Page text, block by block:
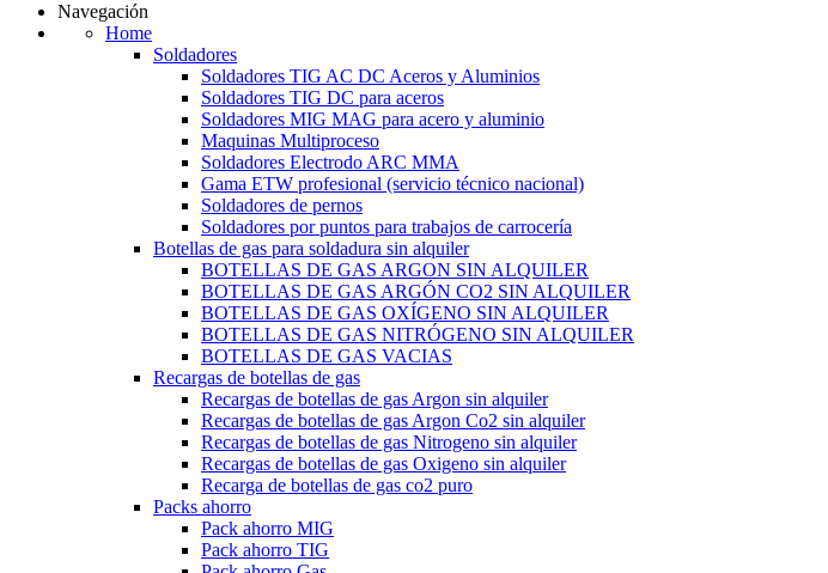
Navegación
Home
Soldadores
Soldadores TIG AC DC Aceros y Aluminios
Soldadores TIG DC para aceros
Soldadores MIG MAG para acero y aluminio
Maquinas Multiproceso
Soldadores Electrodo ARC MMA
Gama ETW profesional (servicio técnico nacional)
Soldadores de pernos
Soldadores por puntos para trabajos de carrocería
Botellas de gas para soldadura sin alquiler
BOTELLAS DE GAS ARGON SIN ALQUILER
BOTELLAS DE GAS ARGÓN CO2 SIN ALQUILER
BOTELLAS DE GAS OXÍGENO SIN ALQUILER
BOTELLAS DE GAS NITRÓGENO SIN ALQUILER
BOTELLAS DE GAS VACIAS
Recargas de botellas de gas
Recargas de botellas de gas Argon sin alquiler
Recargas de botellas de gas Argon Co2 sin alquiler
Recargas de botellas de gas Nitrogeno sin alquiler
Recargas de botellas de gas Oxigeno sin alquiler
Recarga de botellas de gas co2 puro
Packs ahorro
Pack ahorro MIG
Pack ahorro TIG